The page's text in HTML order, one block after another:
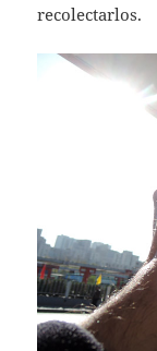
recolectarlos.